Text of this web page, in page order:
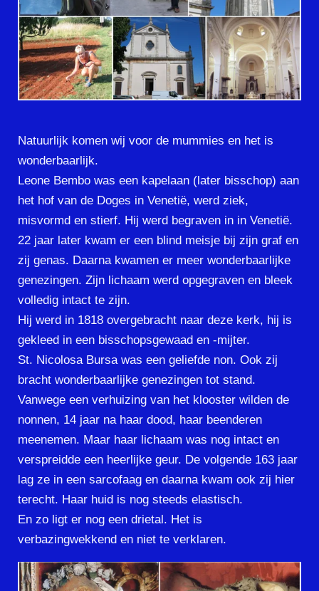
Natuurlijk komen wij voor de mummies en het is
wonderbaarlijk.
Leone Bembo was een kapelaan (later bisschop) aan
het hof van de Doges in Venetië, werd ziek,
misvormd en stierf. Hij werd begraven in in Venetië.
22 jaar later kwam er een blind meisje bij zijn graf en
zij genas. Daarna kwamen er meer wonderbaarlijke
genezingen. Zijn lichaam werd opgegraven en bleek
volledig intact te zijn.
Hij werd in 1818 overgebracht naar deze kerk, hij is
gekleed in een bisschopsgewaad en -mijter.
St. Nicolosa Bursa was een geliefde non. Ook zij
bracht wonderbaarlijke genezingen tot stand.
Vanwege een verhuizing van het klooster wilden de
nonnen, 14 jaar na haar dood, haar beenderen
meenemen. Maar haar lichaam was nog intact en
verspreidde een heerlijke geur. De volgende 163 jaar
lag ze in een sarcofaag en daarna kwam ook zij hier
terecht. Haar huid is nog steeds elastisch.
En zo ligt er nog een drietal. Het is
verbazingwekkend en niet te verklaren.